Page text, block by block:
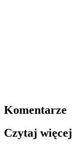
Komentarze
Czytaj więcej